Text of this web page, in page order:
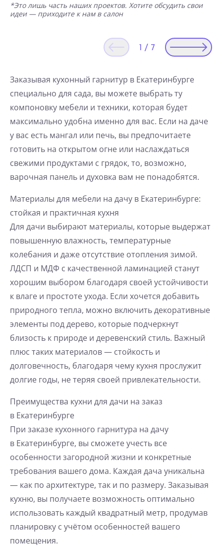
*Это лишь часть наших проектов. Хотите обсудить свои
идеи — приходите к нам в салон
1 / 7
Заказывая кухонный гарнитур в Екатеринбурге
специально для сада, вы можете выбрать ту
компоновку мебели и техники, которая будет
максимально удобна именно для вас. Если на даче
у вас есть мангал или печь, вы предпочитаете
готовить на открытом огне или наслаждаться
свежими продуктами с грядок, то, возможно,
варочная панель и духовка вам не понадобятся.
Материалы для мебели на дачу в Екатеринбурге:
стойкая и практичная кухня
Для дачи выбирают материалы, которые выдержат
повышенную влажность, температурные
колебания и даже отсутствие отопления зимой.
ЛДСП и МДФ с качественной ламинацией станут
хорошим выбором благодаря своей устойчивости
к влаге и простоте ухода. Если хочется добавить
природного тепла, можно включить декоративные
элементы под дерево, которые подчеркнут
близость к природе и деревенский стиль. Важный
плюс таких материалов — стойкость и
долговечность, благодаря чему кухня прослужит
долгие годы, не теряя своей привлекательности.
Преимущества кухни для дачи на заказ
в Екатеринбурге
При заказе кухонного гарнитура на дачу
в Екатеринбурге, вы сможете учесть все
особенности загородной жизни и конкретные
требования вашего дома. Каждая дача уникальна
— как по архитектуре, так и по размеру. Заказывая
кухню, вы получаете возможность оптимально
использовать каждый квадратный метр, продумав
планировку с учётом особенностей вашего
помещения.